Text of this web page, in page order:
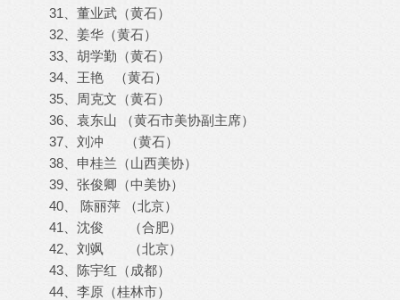
31、董业武（黄石）
32、姜华（黄石）
33、胡学勤（黄石）
34、王艳 （黄石）
35、周克文（黄石）
36、袁东山 （黄石市美协副主席）
37、刘冲 （黄石）
38、申桂兰（山西美协）
39、张俊卿（中美协）
40、 陈丽萍 （北京）
41、沈俊 （合肥）
42、刘飒 （北京）
43、陈宇红（成都）
44、李原（桂林市）